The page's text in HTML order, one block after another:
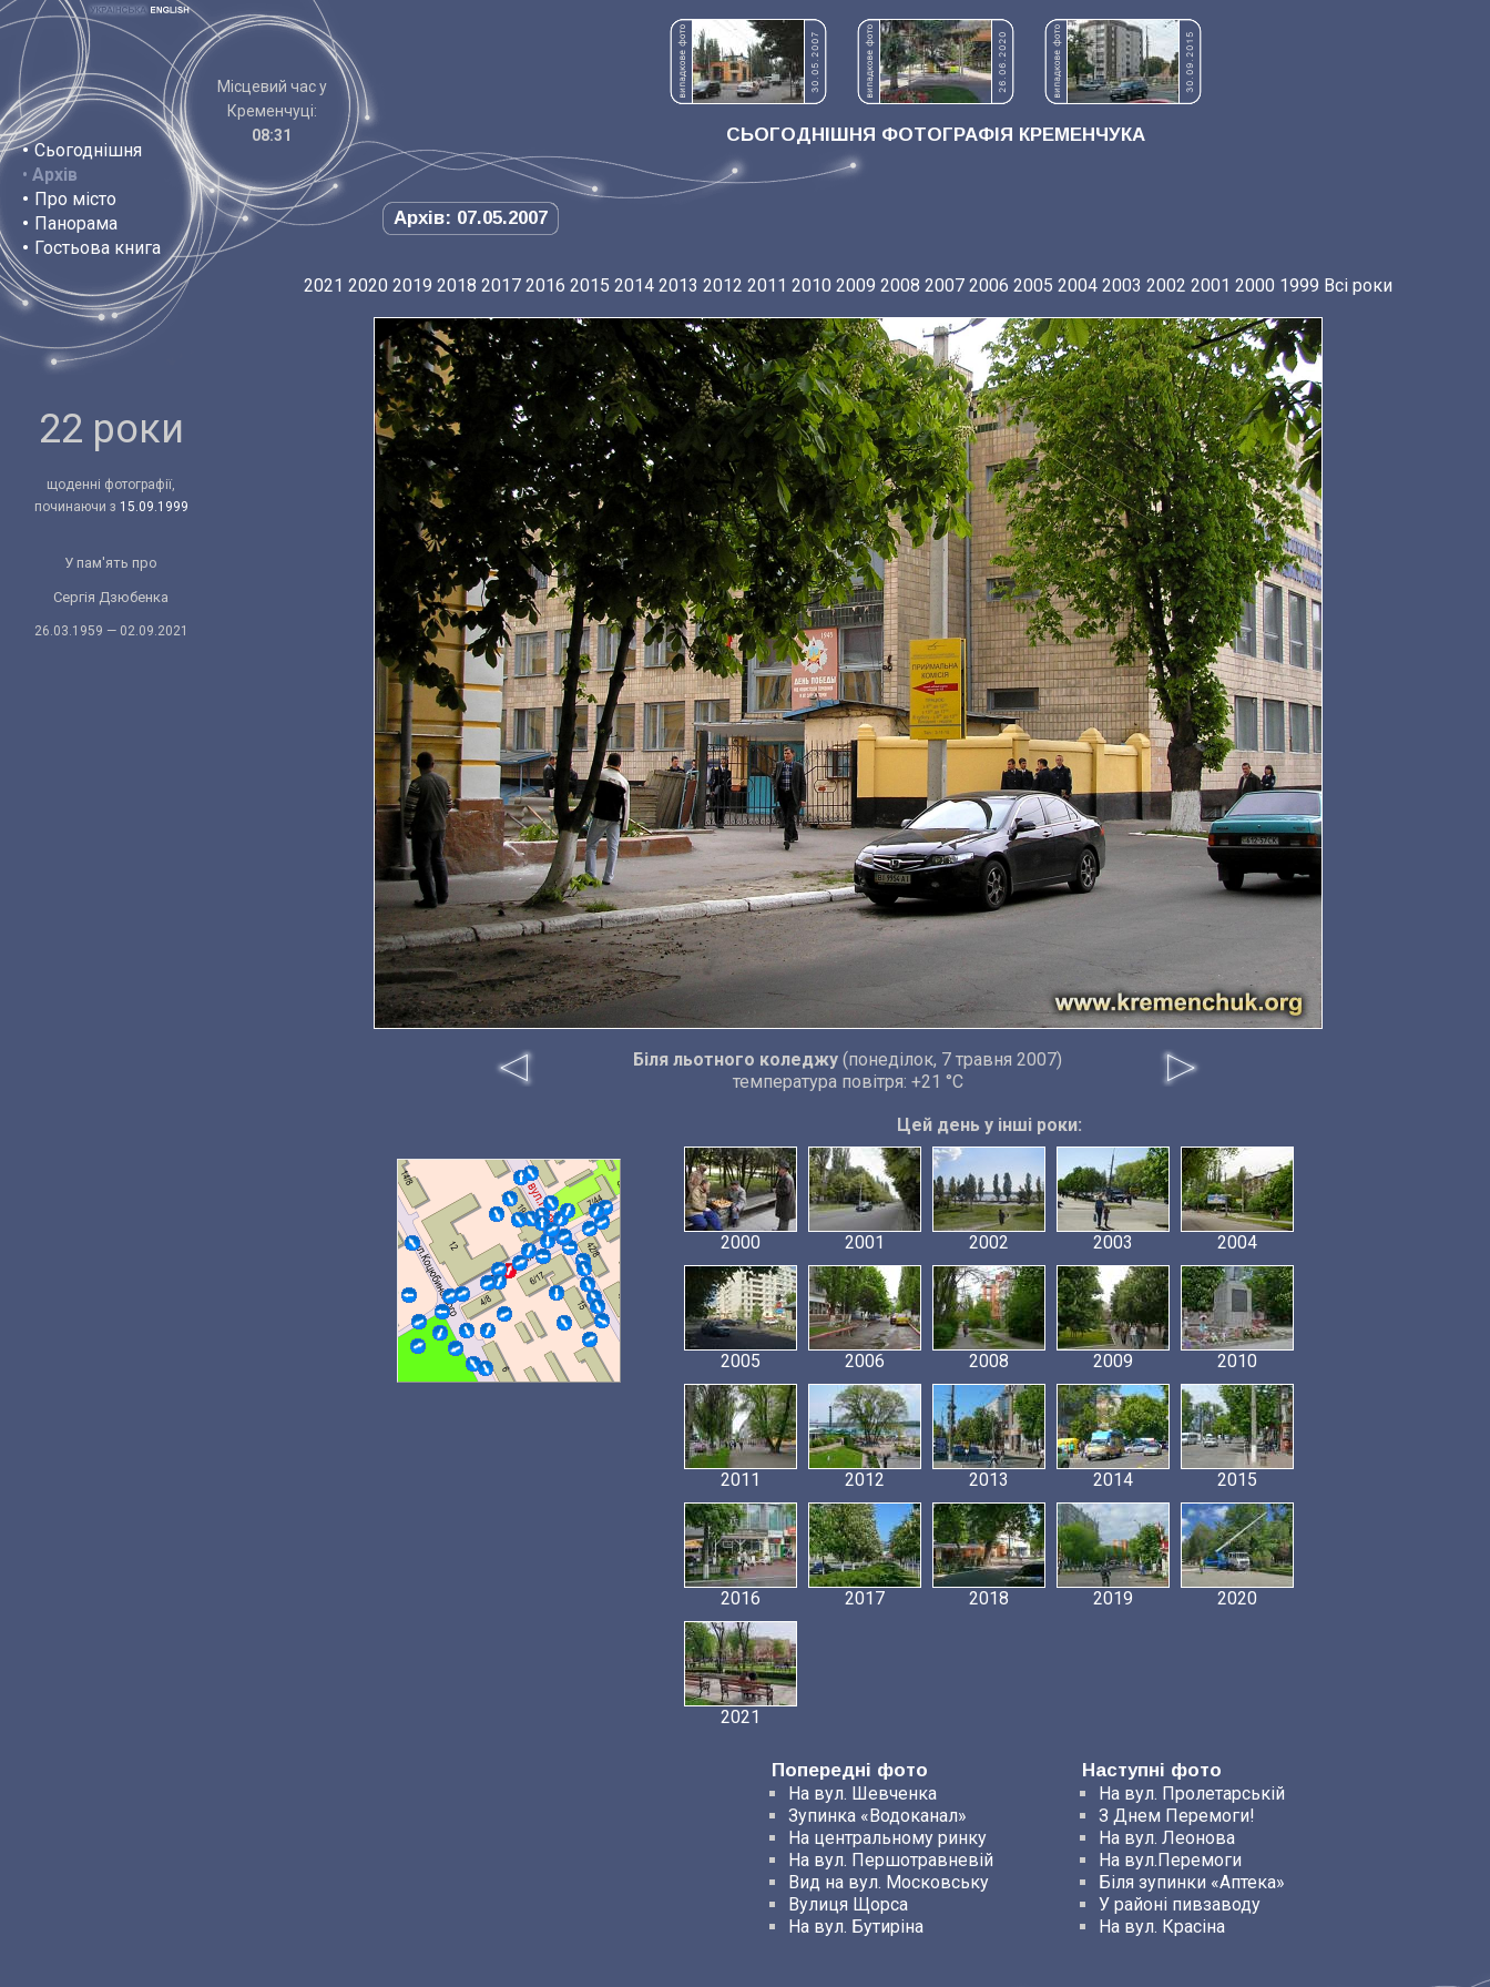
• Сьогоднішня
• Архів
• Про місто
• Панорама
• Гостьова книга
Місцевий час у
Кременчуці:
08:31
СЬОГОДНІШНЯ ФОТОГРАФІЯ КРЕМЕНЧУКА
Архів: 07.05.2007
22 роки
щоденні фотографії,
починаючи з 15.09.1999
У пам'ять про
Сергія Дзюбенка
26.03.1959 — 02.09.2021
2021 2020 2019 2018 2017 2016 2015 2014 2013 2012 2011 2010 2009 2008 2007 2006 2005 2004 2003 2002 2001 2000 1999 Всі роки
Біля льотного коледжу (понеділок, 7 травня 2007)
температура повітря: +21 °C
Цей день у інші роки:
2000 2001 2002 2003 2004
2005 2006 2008 2009 2010
2011 2012 2013 2014 2015
2016 2017 2018 2019 2020
2021
Попередні фото
Наступні фото
На вул. Шевченка
Зупинка «Водоканал»
На центральному ринку
На вул. Першотравневій
Вид на вул. Московську
Вулиця Щорса
На вул. Бутиріна
На вул. Пролетарській
З Днем Перемоги!
На вул. Леонова
На вул.Перемоги
Біля зупинки «Аптека»
У районі пивзаводу
На вул. Красіна